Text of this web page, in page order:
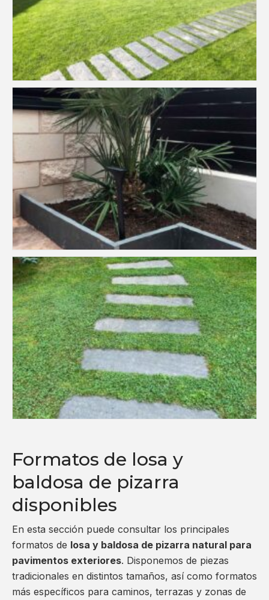
Formatos de losa y
baldosa de pizarra
disponibles
En esta sección puede consultar los principales
formatos de losa y baldosa de pizarra natural para
pavimentos exteriores. Disponemos de piezas
tradicionales en distintos tamaños, así como formatos
más específicos para caminos, terrazas y zonas de